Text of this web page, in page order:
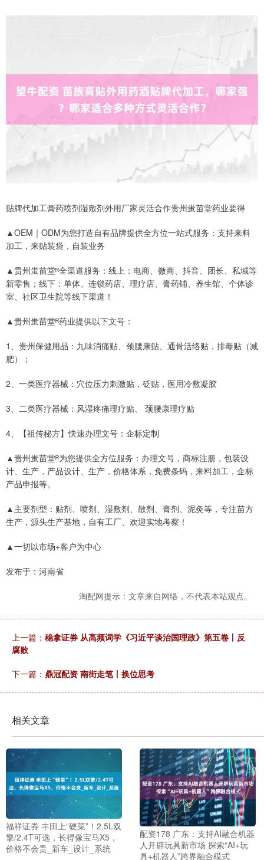
贴牌代加工膏药喷剂湿敷剂外用厂家灵活合作贵州蚩苗堂药业要得
▲OEM｜ODM为您打造自有品牌提供全方位一站式服务：支持来料
加工，来贴装袋，自装业务
▲贵州蚩苗堂ᴿ全渠道服务：线上：电商、微商、抖音、团长、私域等
新零售；线下：单体、连锁药店、理疗店、膏药铺、养生馆、个体诊
室、社区卫生院等线下渠道！
▲贵州蚩苗堂ᴿ药业提供以下文号：
1、贵州保健用品：九味消痛贴、颈腰康贴、通骨活络贴，排毒贴（减
肥）；
2、一类医疗器械：穴位压力刺激贴，砭贴，医用冷敷凝胶
3、二类医疗器械：风湿疼痛理疗贴、 颈腰康理疗贴
4、【祖传秘方】快速办理文号：企标定制
▲贵州蚩苗堂ᴿ为您提供全方位服务：办理文号，商标注册，包装设
计、生产，产品设计、生产，价格体系，免费条码，来料加工，企标
产品申报等。
▲主要剂型：贴剂、喷剂、湿敷剂、散剂、膏剂、泥灸等，专注苗方
生产，源头生产基地，自有工厂、欢迎实地考察！
▲一切以市场+客户为中心
发布于：河南省
淘配网提示：文章来自网络，不代表本站观点。
上一篇： 稳拿证券 从高频词学《习近平谈治国理政》第五卷丨反
腐败
下一篇： 鼎冠配资 南街走笔丨换位思考
相关文章
福祥证券 丰田上“硬菜”！2.5L双
擎/2.4T可选，长得像宝马X5，
价格不会贵_新车_设计_系统
配资178 广东：支持AI融合机器
人开辟玩具新市场 探索“AI+玩
具+机器人”跨界融合模式